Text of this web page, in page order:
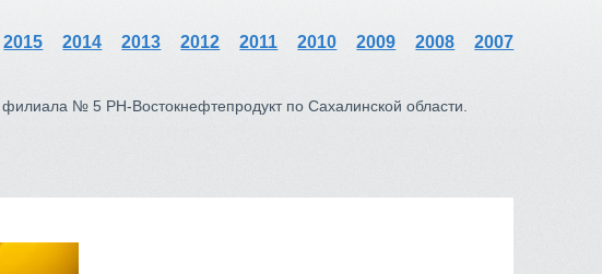
2015 2014 2013 2012 2011 2010 2009 2008 2007
№ 5 РН-Востокнефтепродукт по Сахалинской области.